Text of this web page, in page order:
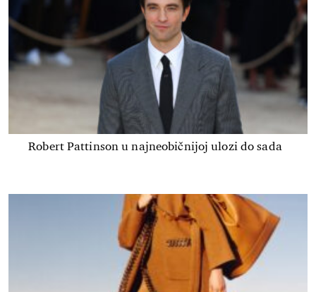
Robert Pattinson u najneobičnijoj ulozi do sada